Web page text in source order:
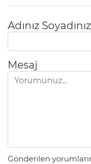
Adınız Soyadınız
Mesaj
Gönderilen